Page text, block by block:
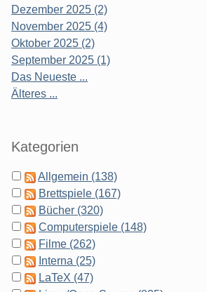
Dezember 2025 (2)
November 2025 (4)
Oktober 2025 (2)
September 2025 (1)
Das Neueste ...
Älteres ...
Kategorien
Allgemein (138)
Brettspiele (167)
Bücher (320)
Computerspiele (148)
Filme (262)
Interna (25)
LaTeX (47)